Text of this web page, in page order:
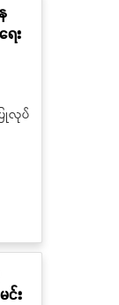
း
ြုလုပ်
င်း